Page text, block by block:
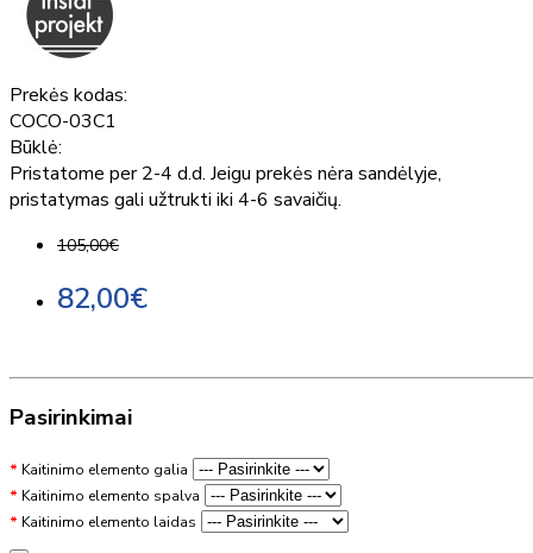
Prekės kodas:
COCO-03C1
Būklė:
Pristatome per 2-4 d.d. Jeigu prekės nėra sandėlyje,
pristatymas gali užtrukti iki 4-6 savaičių.
105,00€
82,00€
Pasirinkimai
Kaitinimo elemento galia
Kaitinimo elemento spalva
Kaitinimo elemento laidas